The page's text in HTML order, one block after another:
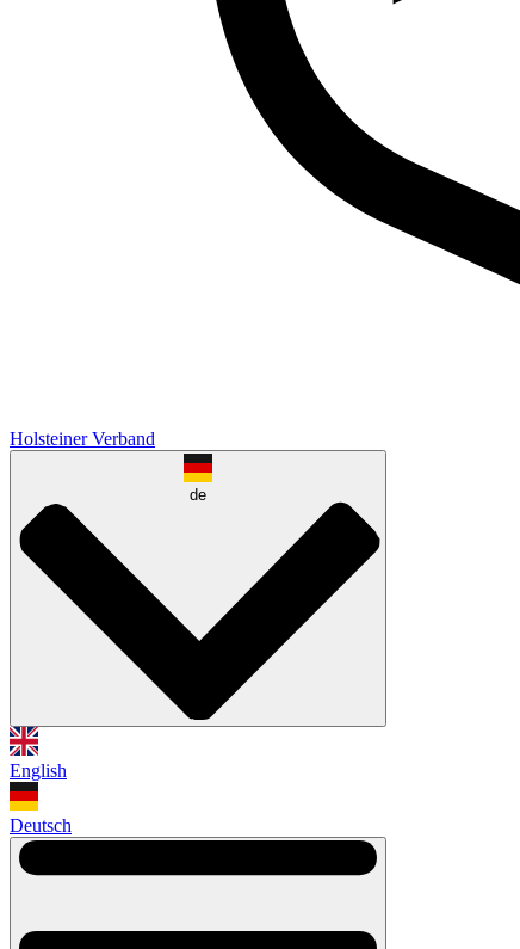
Holsteiner Verband
de
English
Deutsch